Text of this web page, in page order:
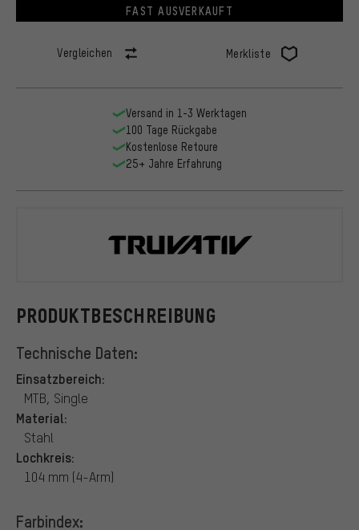
FAST AUSVERKAUFT
Vergleichen Merkliste
PRODUKTBESCHREIBUNG
Technische Daten:
Einsatzbereich:
MTB, Single
Material:
Stahl
Lochkreis:
104 mm (4-Arm)
Farbindex:
Versand in 1-3 Werktagen
100 Tage Rückgabe
Kostenlose Retoure
25+ Jahre Erfahrung